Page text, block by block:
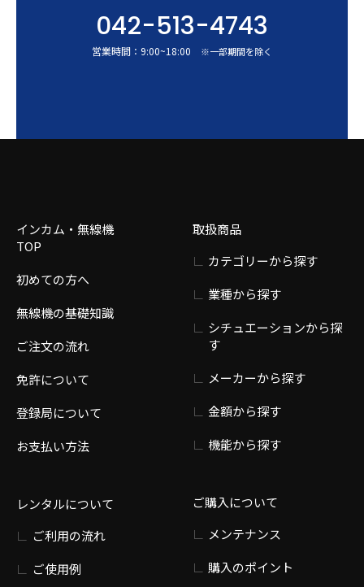
042-513-4743
営業時間： 9:00~18:00 ※一部期間を除く
インカム・無線機
TOP
初めての方へ
無線機の基礎知識
ご注文の流れ
免許について
登録局について
お支払い方法
レンタルについて
ご利用の流れ
ご使用例
取扱商品
カテゴリーから探す
業種から探す
シチュエーションから探
す
メーカーから探す
金額から探す
機能から探す
ご購入について
メンテナンス
購入のポイント